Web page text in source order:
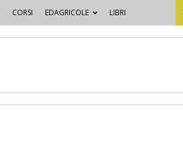
CORSI EDAGRICOLE LIBRI